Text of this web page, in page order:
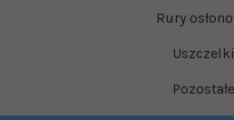
Rury
Uszczelki
Pozostałe